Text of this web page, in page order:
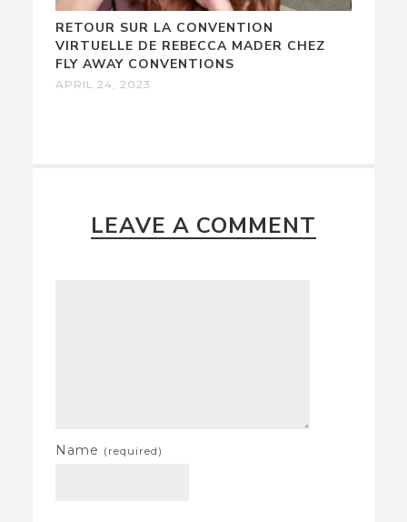
RETOUR SUR LA CONVENTION
VIRTUELLE DE REBECCA MADER CHEZ
FLY AWAY CONVENTIONS
APRIL 24, 2023
LEAVE A COMMENT
Name (required)